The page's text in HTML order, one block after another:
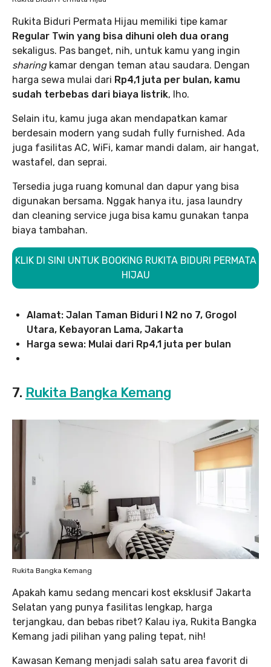
Rukita Biduri Permata Hijau memiliki tipe kamar
Regular Twin yang bisa dihuni oleh dua orang
sekaligus. Pas banget, nih, untuk kamu yang ingin
sharingkamar dengan teman atau saudara. Dengan
harga sewa mulai dari Rp4,1 juta per bulan, kamu
sudah terbebas dari biaya listrik, lho.
Selain itu, kamu juga akan mendapatkan kamar
berdesain modern yang sudah fully furnished. Ada
juga fasilitas AC, WiFi, kamar mandi dalam, air hangat,
wastafel, dan seprai.
Tersedia juga ruang komunal dan dapur yang bisa
digunakan bersama. Nggak hanya itu, jasa laundry
dan cleaning service juga bisa kamu gunakan tanpa
biaya tambahan.
KLIK DI SINI UNTUK BOOKING RUKITA BIDURI PERMATA
HIJAU
Alamat: Jalan Taman Biduri I N2 no 7, Grogol
Utara, Kebayoran Lama, Jakarta
Harga sewa: Mulai dari Rp4,1 juta per bulan
7. Rukita Bangka Kemang
Rukita Bangka Kemang
Apakah kamu sedang mencari kost eksklusif Jakarta
Selatan yang punya fasilitas lengkap, harga
terjangkau, dan bebas ribet? Kalau iya, Rukita Bangka
Kemang jadi pilihan yang paling tepat, nih!
Kawasan Kemang menjadi salah satu area favorit di